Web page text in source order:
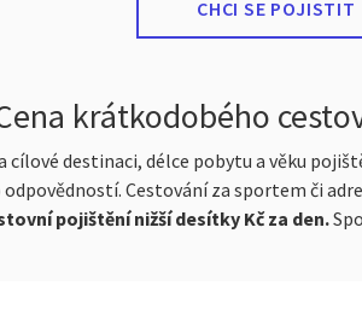
CHCI SE POJISTIT
krátkodobého
cílové destinaci, délce pobytu a věku
Cestování za sportem či
pojištění nižší desítky Kč za den.